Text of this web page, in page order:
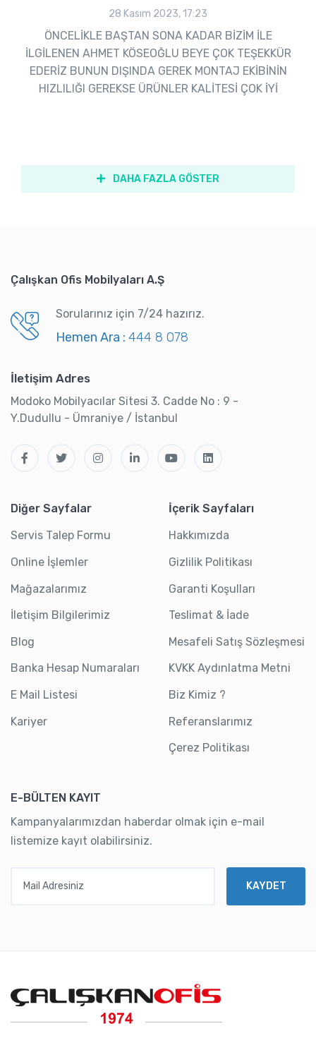
28 Kasım 2023, 17:23
ÖNCELİKLE BAŞTAN SONA KADAR BİZİM İLE
İLGİLENEN AHMET KÖSEOĞLU BEYE ÇOK TEŞEKKÜR
EDERİZ BUNUN DIŞINDA GEREK MONTAJ EKİBİNİN
HIZLILIĞI GEREKSE ÜRÜNLER KALİTESİ ÇOK İYİ
DAHA FAZLA GÖSTER
Çalışkan Ofis Mobilyaları A.Ş
Sorularınız için 7/24 hazırız.
Hemen Ara : 444 8 078
İletişim Adres
Modoko Mobilyacılar Sitesi 3. Cadde No : 9 -
Y.Dudullu - Ümraniye / İstanbul
Diğer Sayfalar
Servis Talep Formu
Online İşlemler
Mağazalarımız
İletişim Bilgilerimiz
Blog
Banka Hesap Numaraları
E Mail Listesi
Kariyer
İçerik Sayfaları
Hakkımızda
Gizlilik Politikası
Garanti Koşulları
Teslimat & İade
Mesafeli Satış Sözleşmesi
KVKK Aydınlatma Metni
Biz Kimiz ?
Referanslarımız
Çerez Politikası
E-BÜLTEN KAYIT
Kampanyalarımızdan haberdar olmak için e-mail
listemize kayıt olabilirsiniz.
KAYDET